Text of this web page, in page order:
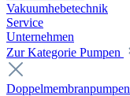
Vakuumhebetechnik
Service
Unternehmen
Zur Kategorie Pumpen
Doppelmembranpumpen